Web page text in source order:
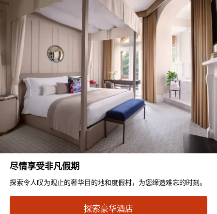
尽情享受非凡假期
探索令人叹为观止的奢华目的地和度假村，为您缔造难忘的时刻。
探索豪华酒店